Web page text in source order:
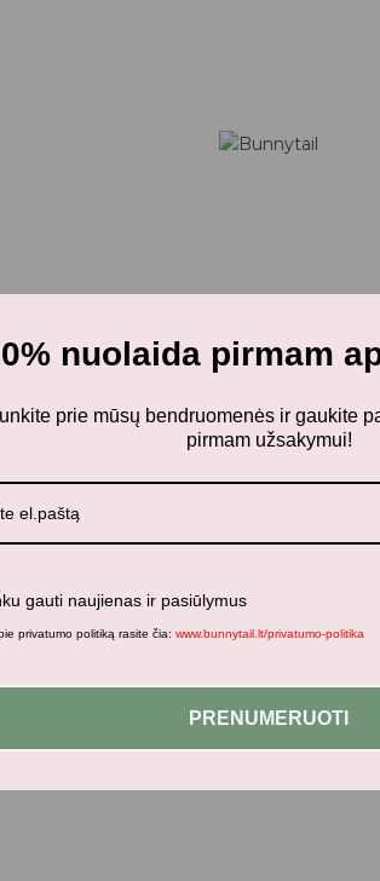
patogesniam naršymui šiame
nuolaida pirmam
prie mūsų bendruomenės ir gaukite
pirmam užsakymui!
gauti naujienas ir pasiūlymus
privatumo politiką rasite čia: www.bunnytail.lt/privatumo-politika
PRENUMERUOTI